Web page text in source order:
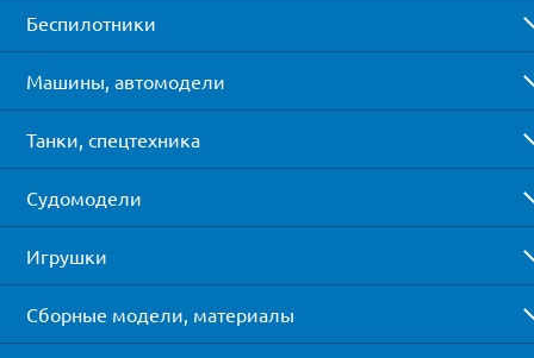
Беспилотники
Машины, автомодели
Танки, спецтехника
Судомодели
Игрушки
Сборные модели, материалы